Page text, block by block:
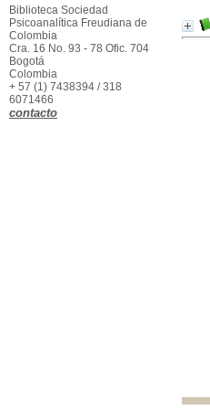
Biblioteca Sociedad
Psicoanalítica Freudiana de
Colombia
Cra. 16 No. 93 - 78 Ofic. 704
Bogotá
Colombia
+ 57 (1) 7438394 / 318
6071466
contacto